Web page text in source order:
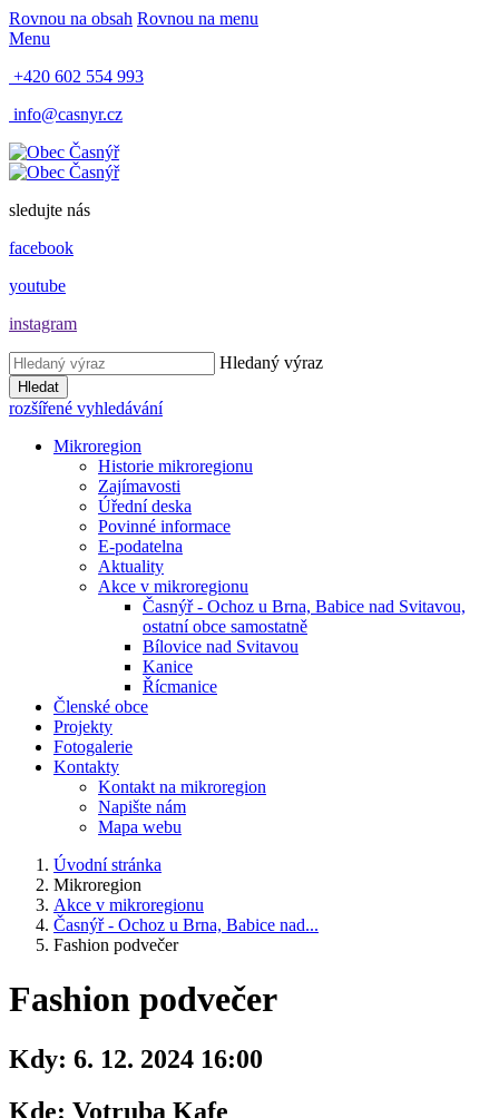
Rovnou na obsah Rovnou na menu
Menu
+420 602 554 993
info@casnyr.cz
sledujte nás
facebook
youtube
instagram
Hledaný výraz
Hledat
rozšířené vyhledávání
Mikroregion
Historie mikroregionu
Zajímavosti
Úřední deska
Povinné informace
E-podatelna
Aktuality
Akce v mikroregionu
Časnýř - Ochoz u Brna, Babice nad Svitavou,
ostatní obce samostatně
Bílovice nad Svitavou
Kanice
Řícmanice
Členské obce
Projekty
Fotogalerie
Kontakty
Kontakt na mikroregion
Napište nám
Mapa webu
Úvodní stránka
Mikroregion
Akce v mikroregionu
Časnýř - Ochoz u Brna, Babice nad...
Fashion podvečer
Fashion podvečer
Kdy: 6. 12. 2024 16:00
Kde: Votruba Kafe